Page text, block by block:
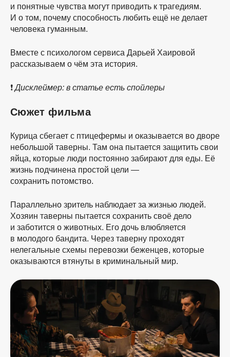
и понятные чувства могут приводить к трагедиям.
И о том, почему способность любить ещё не делает
человека гуманным.
Вместе с психологом сервиса Дарьей Хаировой
рассказываем о чём эта история.
❗️Дисклеймер: в статье есть спойлеры
Сюжет фильма
Курица сбегает с птицефермы и оказывается во дворе
небольшой таверны. Там она пытается защитить свои
яйца, которые люди постоянно забирают для еды. Её
жизнь подчинена простой цели —
сохранить потомство.
Параллельно зритель наблюдает за жизнью людей.
Хозяин таверны пытается сохранить своё дело
и заботится о животных. Его дочь влюбляется
в молодого бандита. Через таверну проходят
нелегальные схемы перевозки беженцев, которые
оказываются втянуты в криминальный мир.